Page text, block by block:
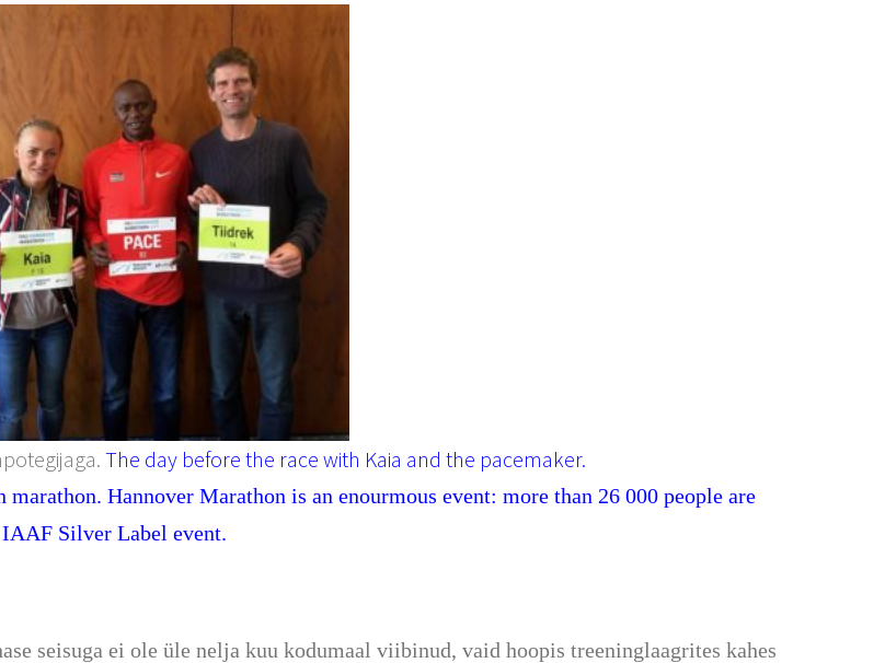
The day before the race with Kaia and the pacemaker.
Hannover Marathon is an enourmous event: more than 26 000 people are
Silver Label event.
seisuga ei ole üle nelja kuu kodumaal viibinud, vaid hoopis treeninglaagrites kahes